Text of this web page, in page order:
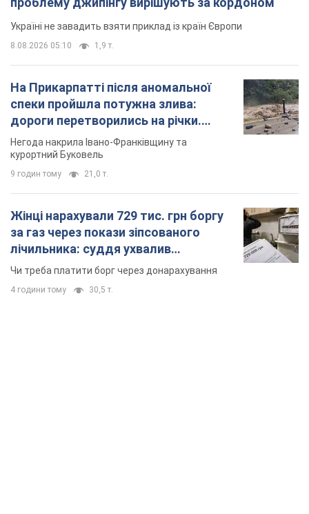
Україні не завадить взяти приклад із країн Європи
8.08.2026 05:10 1,9 т.
На Прикарпатті після аномальної
спеки пройшла потужна злива:
дороги перетворились на річки.
Відео
Негода накрила Івано-Франківщину та
курортний Буковель
9 годин тому 21,0 т.
Жінці нарахували 729 тис. грн боргу
за газ через покази зіпсованого
лічильника: суддя ухвалив
неочікуване рішення
Чи треба платити борг через донарахування
4 години тому 30,5 т.